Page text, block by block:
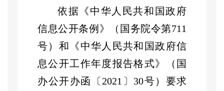
依据《中华人民共和国政府
信息公开条例》（国务院令第711
号）和《中华人民共和国政府信
息公开工作年度报告格式》（国
办公开办函〔 2021 〕 30号）要求